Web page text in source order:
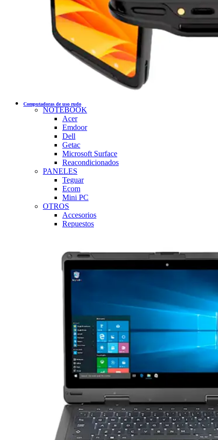
Computadoras de uso rudo
NOTEBOOK
Acer
Emdoor
Dell
Getac
Microsoft Surface
Reacondicionados
PANELES
Teguar
Ecom
Mini PC
OTROS
Accesorios
Repuestos